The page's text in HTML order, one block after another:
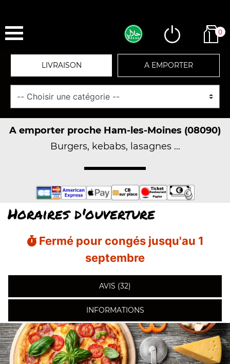
0
LIVRAISON A EMPORTER
A emporter proche Ham-les-Moines (08090)
Burgers, kebabs, lasagnes ...
Horaires d'ouverture
Fermé pour congés jusqu'au 1
septembre
AVIS (32)
INFORMATIONS